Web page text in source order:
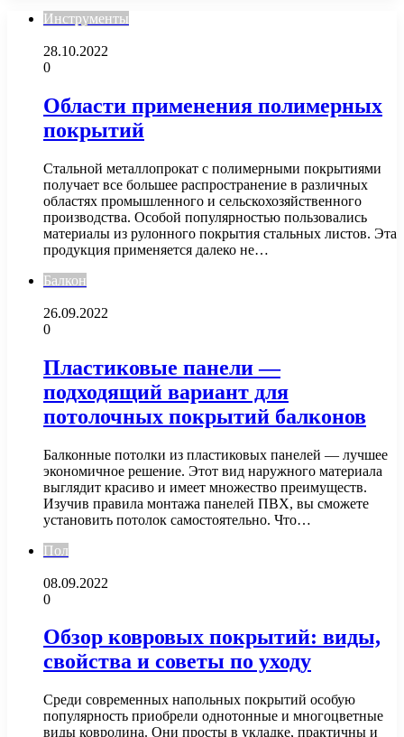
Инструменты
28.10.2022
0
Области применения полимерных
покрытий
Стальной металлопрокат с полимерными покрытиями
получает все большее распространение в различных
областях промышленного и сельскохозяйственного
производства. Особой популярностью пользовались
материалы из рулонного покрытия стальных листов. Эта
продукция применяется далеко не…
Балкон
26.09.2022
0
Пластиковые панели —
подходящий вариант для
потолочных покрытий балконов
Балконные потолки из пластиковых панелей — лучшее
экономичное решение. Этот вид наружного материала
выглядит красиво и имеет множество преимуществ.
Изучив правила монтажа панелей ПВХ, вы сможете
установить потолок самостоятельно. Что…
Пол
08.09.2022
0
Обзор ковровых покрытий: виды,
свойства и советы по уходу
Среди современных напольных покрытий особую
популярность приобрели однотонные и многоцветные
виды ковролина. Они просты в укладке, практичны и